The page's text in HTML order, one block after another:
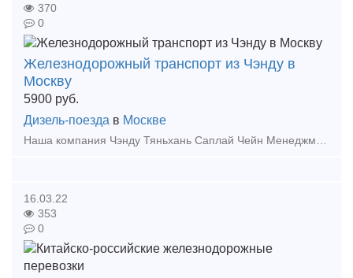
370
0
Железнодорожный транспорт из Чэнду в
Москву
5900 руб.
Дизель-поезда в Москве
Наша компания Чэнду Тяньхань Саплай Чейн Менеджмент. ЛТД была основана в Чэнду, компания имеет филиалы обслуживания в Иу, Чэнду, Москве и т. д. В планах компании расширить свои возможности и о
16.03.22
353
0